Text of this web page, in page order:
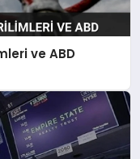
ve ABD